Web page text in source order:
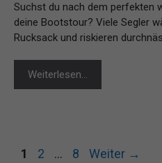
Suchst du nach dem perfekten
deine Bootstour? Viele Segler
Rucksack und riskieren
Weiterlesen…
Seite
1 Seite
2 … Seite
8 Weiter →